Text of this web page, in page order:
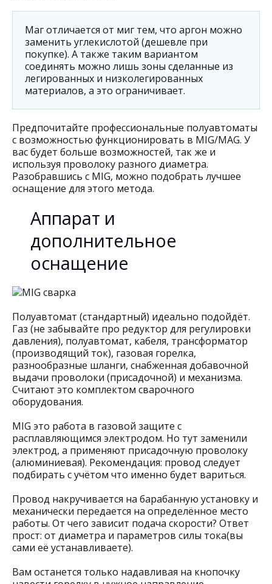
Маг отличается от миг тем, что аргон можно
заменить углекислотой (дешевле при
покупке). А также таким вариантом
соединять можно лишь зоны сделанные из
легированных и низколегированных
материалов, а это ограничивает.
Предпочитайте профессиональные полуавтоматы
с возможностью функционировать в MIG/MAG. У
вас будет больше возможностей, так же и
используя проволоку разного диаметра.
Разобравшись с MIG, можно подобрать лучшее
оснащение для этого метода.
Аппарат и
дополнительное
оснащение
Полуавтомат (стандартный) идеально подойдёт.
Газ (не забывайте про редуктор для регулировки
давления), полуавтомат, кабеля, трансформатор
(производящий ток), газовая горелка,
разнообразные шланги, снабженная добавочной
выдачи проволоки (присадочной) и механизма.
Считают это комплектом сварочного
оборудования.
MIG это работа в газовой защите с
расплавляющимся электродом. Но тут заменили
электрод, а применяют присадочную проволоку
(алюминиевая). Рекомендация: провод следует
подбирать с учётом что именно будет вариться.
Провод накручивается на барабанную установку и
механически передается на определённое место
работы. От чего зависит подача скорости? Ответ
прост: от диаметра и параметров силы тока(вы
сами её устанавливаете).
Вам останется только надавливая на кнопочку